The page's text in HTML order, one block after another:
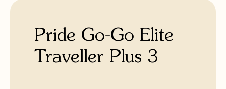
Pride Go-Go Elite
Traveller Plus 3